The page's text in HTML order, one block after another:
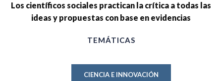
Los científicos sociales practican la crítica a todas las
ideas y propuestas con base en evidencias
TEMÁTICAS
CIENCIA E INNOVACIÓN